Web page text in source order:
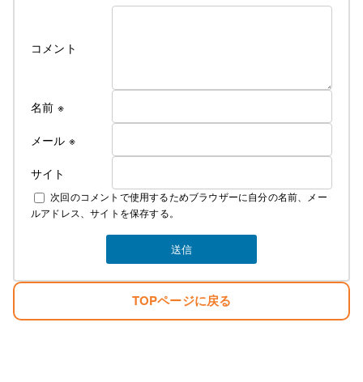
コメント
名前 ※
メール ※
サイト
次回のコメントで使用するためブラウザーに自分の名前、メー
ルアドレス、サイトを保存する。
TOPページに戻る